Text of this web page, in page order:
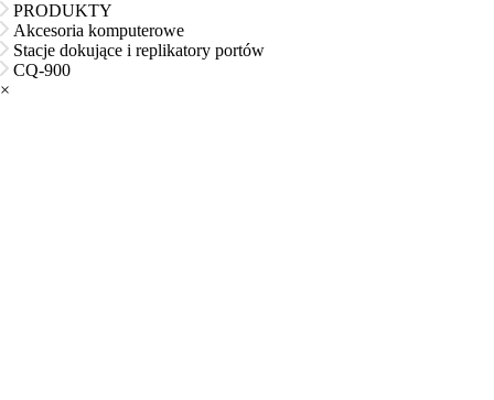
PRODUKTY
Akcesoria komputerowe
Stacje dokujące i replikatory portów
CQ-900
×